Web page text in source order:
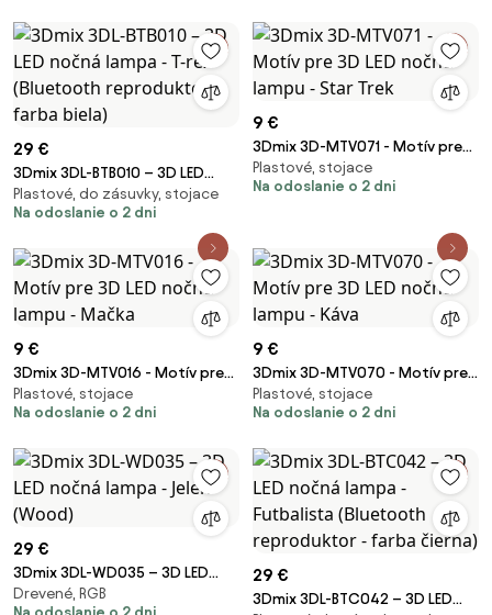
29 €
3Dmix 3DL-BTB010 – 3D LED
nočná lampa - T-rex (Bluetooth
reproduktor - farba biela)
Plastové, do zásuvky, stojace
Na odoslanie o 2 dni
9 €
3Dmix 3D-MTV071 - Motív pre
3D LED nočnú lampu - Star Trek
Plastové, stojace
Na odoslanie o 2 dni
9 €
3Dmix 3D-MTV016 - Motív pre
3D LED nočnú lampu - Mačka
Plastové, stojace
Na odoslanie o 2 dni
9 €
3Dmix 3D-MTV070 - Motív pre
3D LED nočnú lampu - Káva
Plastové, stojace
Na odoslanie o 2 dni
29 €
3Dmix 3DL-WD035 – 3D LED
nočná lampa - Jeleň (Wood)
Drevené, RGB
29 €
3Dmix 3DL-BTC042 – 3D LED